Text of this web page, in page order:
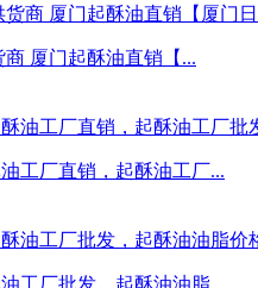
厦门起酥油直销【...
工厂直销，起酥油工厂...
工厂批发，起酥油油脂...